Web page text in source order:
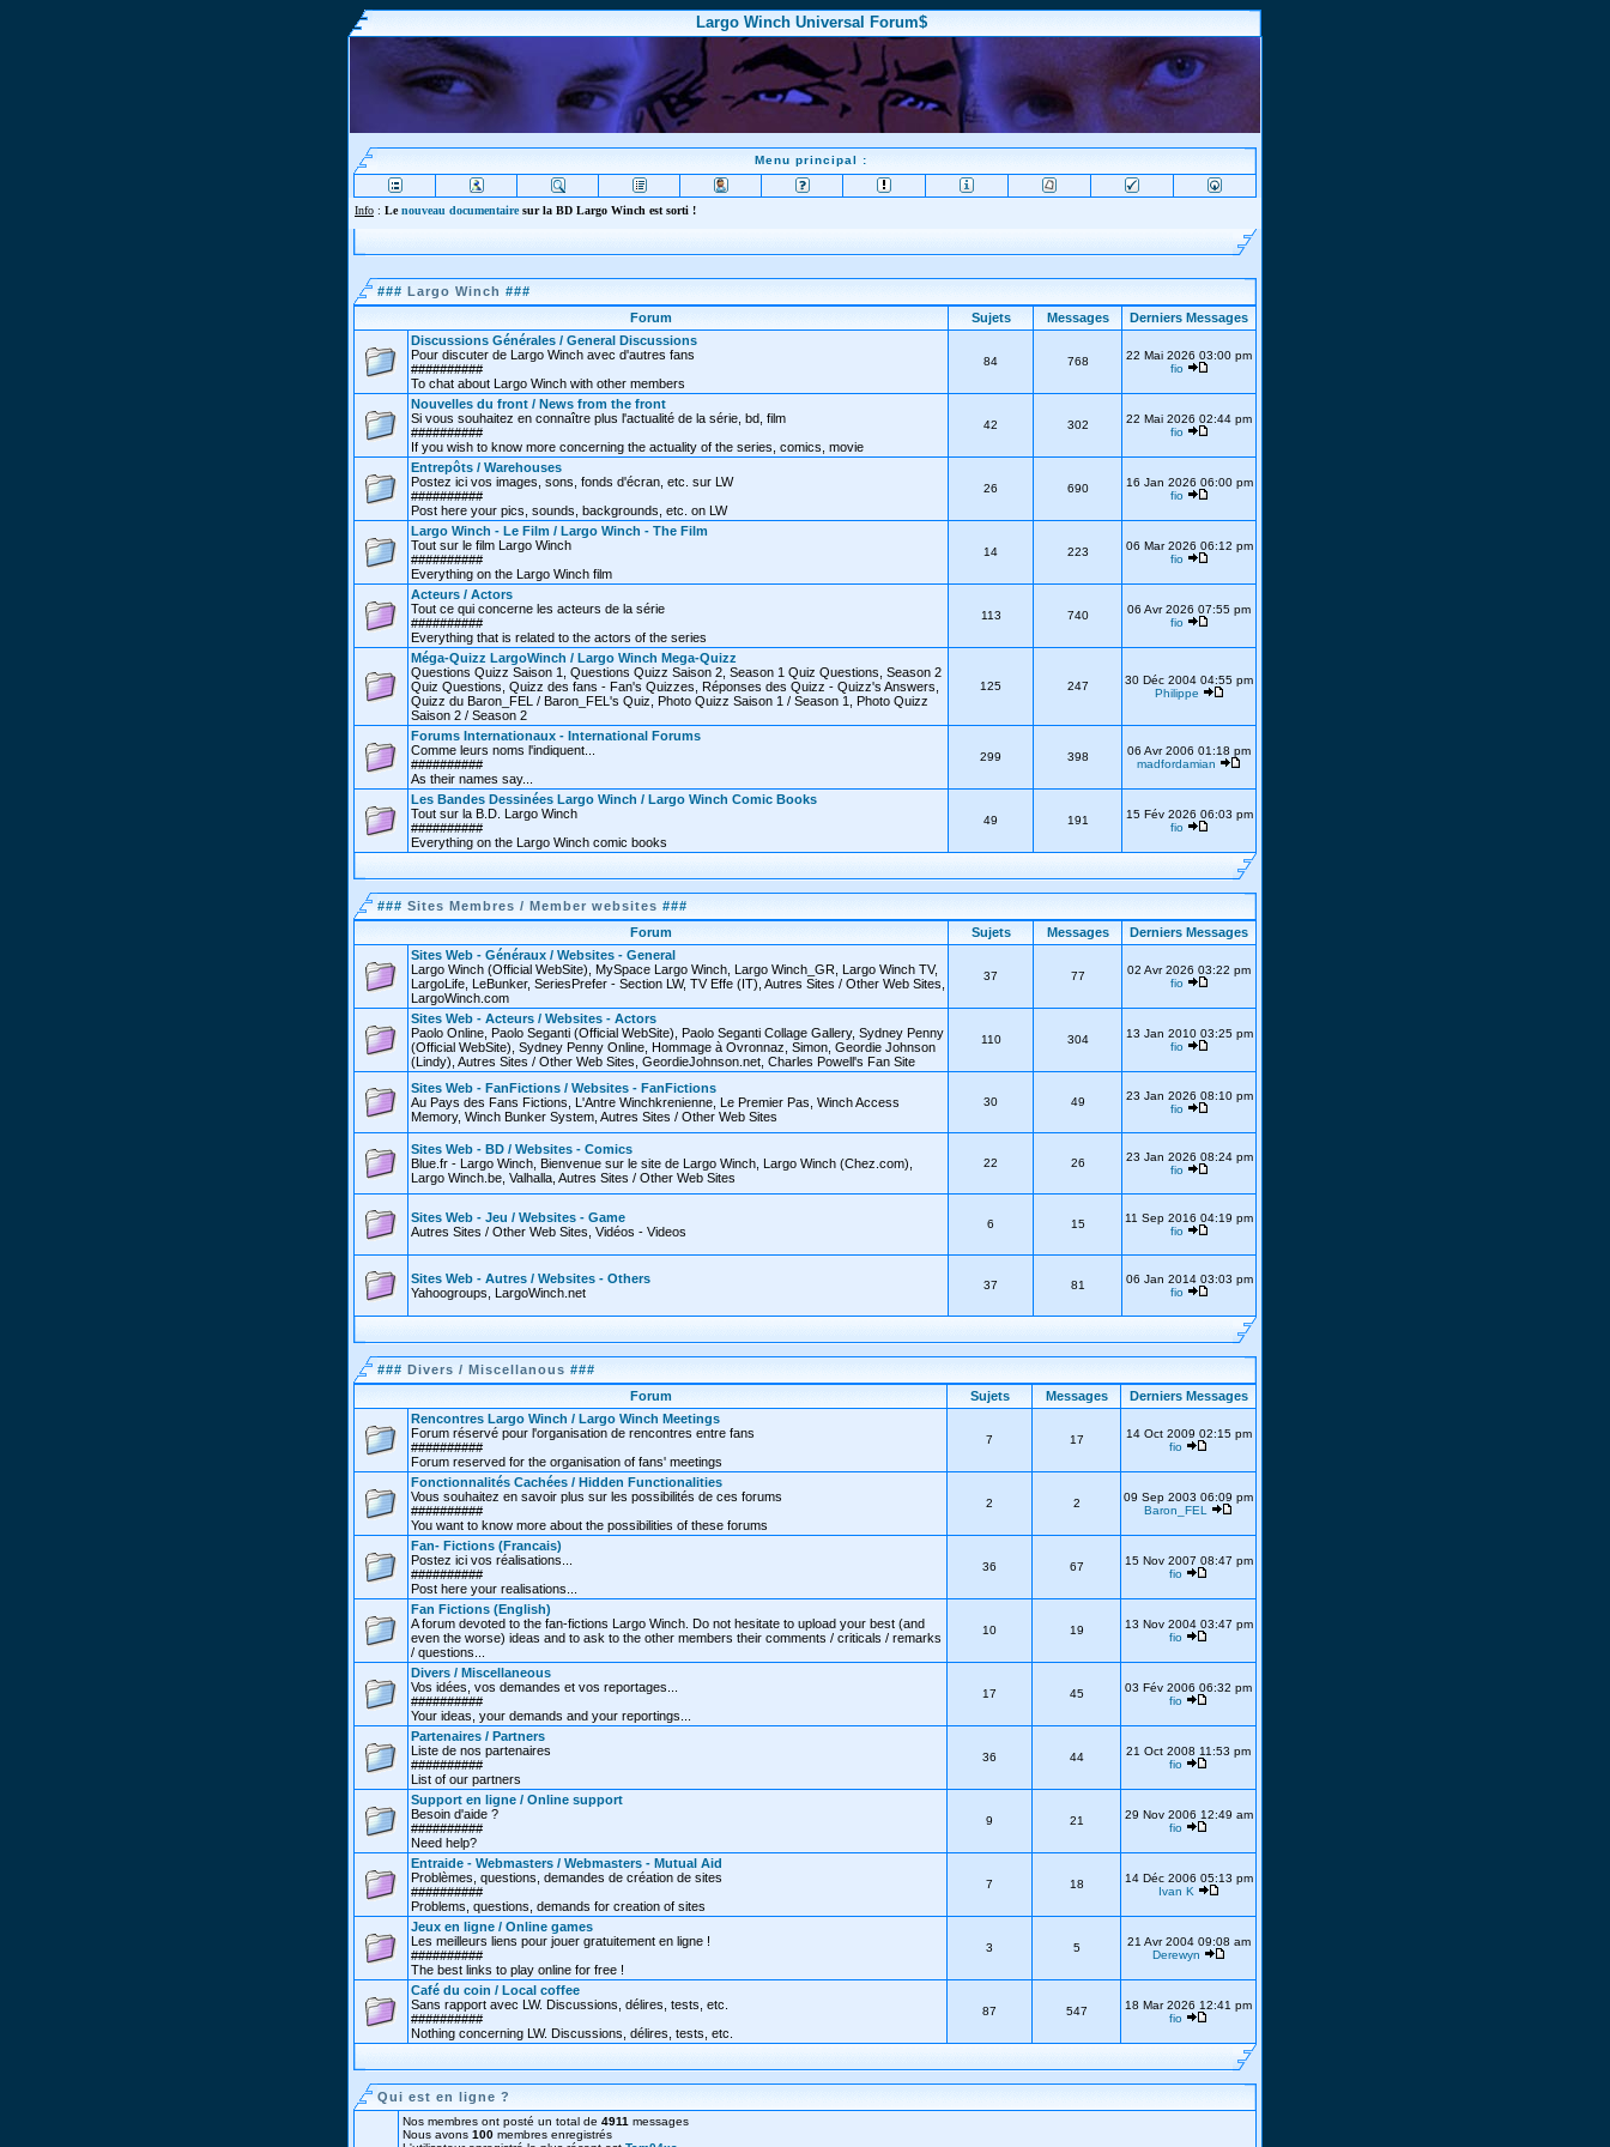
Largo Winch Universal Forum$
Menu principal :
Info : Lenouveau documentairesur la BD Largo Winch est sorti !
### Largo Winch ###
Forum
Sujets Messages
Derniers Messages
Discussions Générales / General Discussions
Pour discuter de Largo Winch avec d'autres fans
##########
To chat about Largo Winch with other members
84 768
22 Mai 2026 03:00 pm
fio
Nouvelles du front / News from the front
Si vous souhaitez en connaître plus l'actualité de la série, bd, film
##########
If you wish to know more concerning the actuality of the series, comics, movie
42 302
22 Mai 2026 02:44 pm
fio
Entrepôts / Warehouses
Postez ici vos images, sons, fonds d'écran, etc. sur LW
##########
Post here your pics, sounds, backgrounds, etc. on LW
26 690
16 Jan 2026 06:00 pm
fio
Largo Winch - Le Film / Largo Winch - The Film
Tout sur le film Largo Winch
##########
Everything on the Largo Winch film
14 223
06 Mar 2026 06:12 pm
fio
Acteurs / Actors
Tout ce qui concerne les acteurs de la série
##########
Everything that is related to the actors of the series
113 740
06 Avr 2026 07:55 pm
fio
Méga-Quizz LargoWinch / Largo Winch Mega-Quizz
Questions Quizz Saison 1, Questions Quizz Saison 2, Season 1 Quiz Questions, Season 2
Quiz Questions, Quizz des fans - Fan's Quizzes, Réponses des Quizz - Quizz's Answers,
Quizz du Baron_FEL / Baron_FEL's Quiz, Photo Quizz Saison 1 / Season 1, Photo Quizz
Saison 2 / Season 2
125 247
30 Déc 2004 04:55 pm
Philippe
Forums Internationaux - International Forums
Comme leurs noms l'indiquent...
##########
As their names say...
299 398
06 Avr 2006 01:18 pm
madfordamian
Les Bandes Dessinées Largo Winch / Largo Winch Comic Books
Tout sur la B.D. Largo Winch
##########
Everything on the Largo Winch comic books
49 191
15 Fév 2026 06:03 pm
fio
### Sites Membres / Member websites ###
Forum
Sujets Messages
Derniers Messages
Sites Web - Généraux / Websites - General
Largo Winch (Official WebSite), MySpace Largo Winch, Largo Winch_GR, Largo Winch TV,
LargoLife, LeBunker, SeriesPrefer - Section LW, TV Effe (IT), Autres Sites / Other Web Sites,
LargoWinch.com
37 77
02 Avr 2026 03:22 pm
fio
Sites Web - Acteurs / Websites - Actors
Paolo Online, Paolo Seganti (Official WebSite), Paolo Seganti Collage Gallery, Sydney Penny
(Official WebSite), Sydney Penny Online, Hommage à Ovronnaz, Simon, Geordie Johnson
(Lindy), Autres Sites / Other Web Sites, GeordieJohnson.net, Charles Powell's Fan Site
110 304
13 Jan 2010 03:25 pm
fio
Sites Web - FanFictions / Websites - FanFictions
Au Pays des Fans Fictions, L'Antre Winchkrenienne, Le Premier Pas, Winch Access
Memory, Winch Bunker System, Autres Sites / Other Web Sites
30 49
23 Jan 2026 08:10 pm
fio
Sites Web - BD / Websites - Comics
Blue.fr - Largo Winch, Bienvenue sur le site de Largo Winch, Largo Winch (Chez.com),
Largo Winch.be, Valhalla, Autres Sites / Other Web Sites
22 26
23 Jan 2026 08:24 pm
fio
Sites Web - Jeu / Websites - Game
Autres Sites / Other Web Sites, Vidéos - Videos
6 15
11 Sep 2016 04:19 pm
fio
Sites Web - Autres / Websites - Others
Yahoogroups, LargoWinch.net
37 81
06 Jan 2014 03:03 pm
fio
### Divers / Miscellanous ###
Forum
Sujets Messages
Derniers Messages
Rencontres Largo Winch / Largo Winch Meetings
Forum réservé pour l'organisation de rencontres entre fans
##########
Forum reserved for the organisation of fans' meetings
7 17
14 Oct 2009 02:15 pm
fio
Fonctionnalités Cachées / Hidden Functionalities
Vous souhaitez en savoir plus sur les possibilités de ces forums
##########
You want to know more about the possibilities of these forums
2 2
09 Sep 2003 06:09 pm
Baron_FEL
Fan- Fictions (Francais)
Postez ici vos réalisations...
##########
Post here your realisations...
36 67
15 Nov 2007 08:47 pm
fio
Fan Fictions (English)
A forum devoted to the fan-fictions Largo Winch. Do not hesitate to upload your best (and
even the worse) ideas and to ask to the other members their comments / criticals / remarks
/ questions...
10 19
13 Nov 2004 03:47 pm
fio
Divers / Miscellaneous
Vos idées, vos demandes et vos reportages...
##########
Your ideas, your demands and your reportings...
17 45
03 Fév 2006 06:32 pm
fio
Partenaires / Partners
Liste de nos partenaires
##########
List of our partners
36 44
21 Oct 2008 11:53 pm
fio
Support en ligne / Online support
Besoin d'aide ?
##########
Need help?
9 21
29 Nov 2006 12:49 am
fio
Entraide - Webmasters / Webmasters - Mutual Aid
Problèmes, questions, demandes de création de sites
##########
Problems, questions, demands for creation of sites
7 18
14 Déc 2006 05:13 pm
Ivan K
Jeux en ligne / Online games
Les meilleurs liens pour jouer gratuitement en ligne !
##########
The best links to play online for free !
3 5
21 Avr 2004 09:08 am
Derewyn
Café du coin / Local coffee
Sans rapport avec LW. Discussions, délires, tests, etc.
##########
Nothing concerning LW. Discussions, délires, tests, etc.
87 547
18 Mar 2026 12:41 pm
fio
Qui est en ligne ?
Nos membres ont posté un total de 4911 messages
Nous avons 100 membres enregistrés